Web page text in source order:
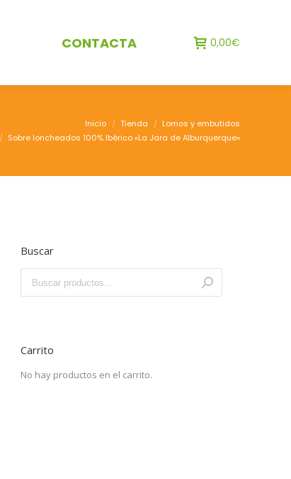
CONTACTA 0,00€
Inicio Tienda
Lomos y embutidos
Sobre loncheados 100% Ibérico «La Jara de Alburquerque»
Buscar
Carrito
No hay productos en el carrito.